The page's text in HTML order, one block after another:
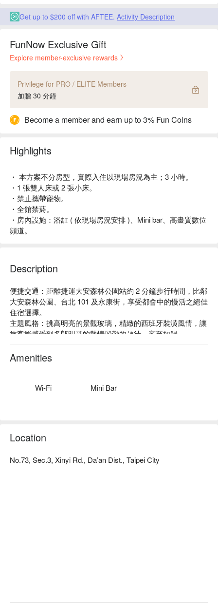
Get up to $200 off with AFTEE. Activity Description
FunNow Exclusive Gift
Explore member-exclusive rewards
Privilege for PRO / ELITE Members
加贈 30 分鐘
Become a member and earn up to 3% Fun Coins
Highlights
・ 本方案不分房型，實際入住以現場房況為主；3 小時。
・1 張雙人床或 2 張小床。
・禁止攜帶寵物。
・全館禁菸。
・房內設施：浴缸 ( 依現場房況安排 )、Mini bar、高畫質數位
頻道。
Description
便捷交通：距離捷運大安森林公園站約 2 分鐘步行時間，比鄰
大安森林公園、台北 101 及永康街，享受都會中的慢活之絕佳
住宿選擇。
主題風格：挑高明亮的景觀玻璃，精緻的西班牙裝潢風情，讓
旅客能感受到多郎明哥的熱情殷勤的款待，賓至如歸。
Amenities
Wi-Fi Mini Bar
Location
No.73, Sec.3, Xinyi Rd., Da’an Dist., Taipei City